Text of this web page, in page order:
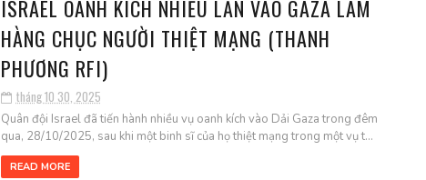
ISRAEL OANH KÍCH NHIỀU LẦN VÀO GAZA LÀM
HÀNG CHỤC NGƯỜI THIỆT MẠNG (THANH
PHƯƠNG RFI)
tháng 10 30, 2025
Quân đội Israel đã tiến hành nhiều vụ oanh kích vào Dải Gaza trong đêm
qua, 28/10/2025, sau khi một binh sĩ của họ thiệt mạng trong một vụ t...
READ MORE